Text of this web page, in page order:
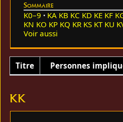
Sommaire
K0–9 KA KB KC KD KE KF
KN KO KP KQ KR KS KT KU
Voir aussi
Titre Personnes
KK